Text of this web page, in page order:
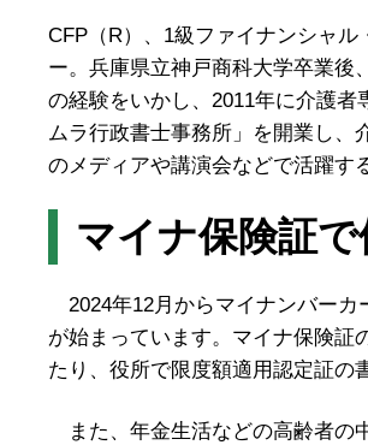
CFP（R）、1級ファイナンシャ
ー。兵庫県立神戸商科大学卒業後
の経験をいかし、2011年に介護者
ムラ行政書士事務所」を開業し、
のメディアや講演会などで活躍す
マイナ保険証
2024年12月からマイナンバーカ
が始まっています。マイナ保険証
たり、役所で限度額適用認定証の
また、年金生活などの高齢者の